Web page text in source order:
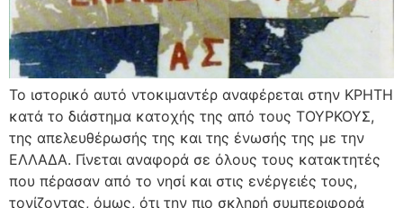
Το ιστορικό αυτό ντοκιμαντέρ αναφέρεται στην ΚΡΗΤΗ
κατά το διάστημα κατοχής της από τους ΤΟΥΡΚΟΥΣ,
της απελευθέρωσής της και της ένωσής της με την
ΕΛΛΑΔΑ. Γίνεται αναφορά σε όλους τους κατακτητές
που πέρασαν από το νησί και στις ενέργειές τους,
τονίζοντας, όμως, ότι την πιο σκληρή συμπεριφορά